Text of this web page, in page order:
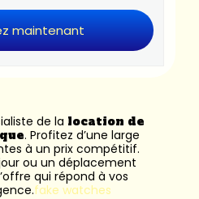
de la location de
. Profitez d’une large
à un prix compétitif.
ou un déplacement
qui répond à vos
fake watches